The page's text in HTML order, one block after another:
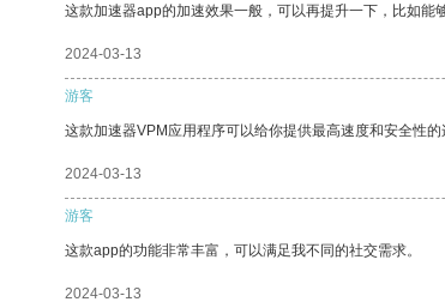
这款加速器app的加速效果一般，可以再提升一下，比如能
2024-03-13
游客
这款加速器VPM应用程序可以给你提供最高速度和安全性的
2024-03-13
游客
这款app的功能非常丰富，可以满足我不同的社交需求。
2024-03-13